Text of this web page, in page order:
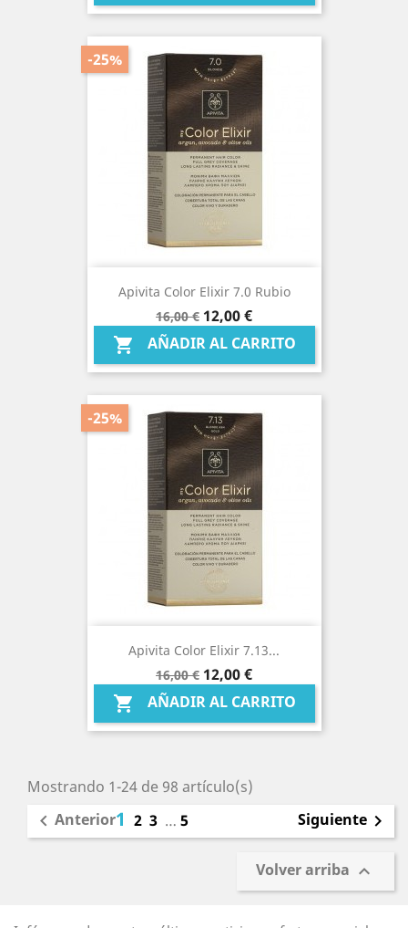
Apivita Color Elixir 7.0 Rubio
Precio
base
16,00 €
-25%
Precio
12,00 €
 AÑADIR AL CARRITO
Apivita Color Elixir 7.13...
Precio
base
16,00 €
-25%
Precio
12,00 €
 AÑADIR AL CARRITO
Mostrando 1-24 de 98 artículo(s)
 Anterior1 2 3 … 5 Siguiente 
Volver arriba 